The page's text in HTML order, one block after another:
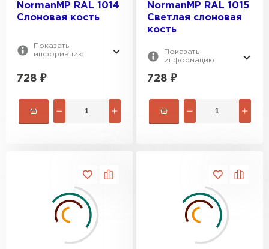
1190
1200
ПОЛЕЗНАЯ ШИРИНА, ММ:
1110
1150
NormanMP RAL 1014
Слоновая кость
Показать
информацию
728 ₽
NormanMP RAL 1015
Светлая слоновая
кость
Показать
информацию
728 ₽